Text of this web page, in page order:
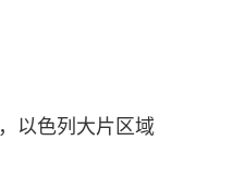
以色列大片区域